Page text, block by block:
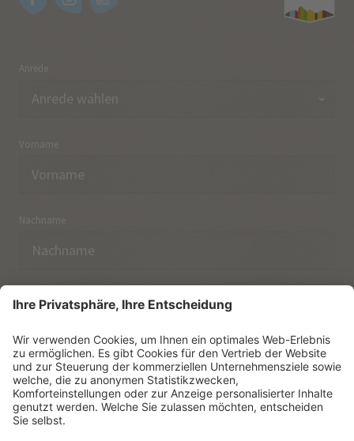
Anrede
Vorname
Nachname
Ich habe dieDatenschutzerklärungzur Kenntnis
genommen.